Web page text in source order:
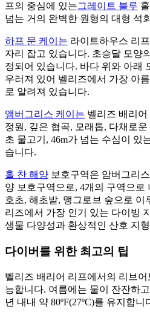
프의 중심에 있는그레이트 블루
넘는 거의 완벽한 원형의 대형 석
하프 문 케이는 라이트하우스 리
자리 잡고 있습니다. 초승달 모양
정되어 있습니다. 바다 위와 아래
우러져 있어 벨리즈에서 가장 아
로 알려져 있습니다.
앰버그리스 케이는 벨리즈 배리어
정원, 깊은 협곡, 모래톱, 다채로
초 물고기, 46m가 넘는 수심이 있
습니다.
홀 찬 해양 보호구역은 암버그리
양 보호구역으로, 4개의 구역으로
호초, 해초밭, 맹그로브 숲으로 이
리즈에서 가장 인기 있는 다이빙
생물 다양성과 환상적인 산호 지
다이버를 위한 최고의 팁
벨리즈 배리어 리프에서의 리브
능합니다. 여름에는 물이 잔잔하
년 내내 약 80ºF(27ºC)를 유지합니